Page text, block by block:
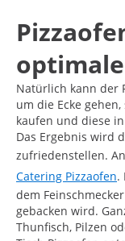
Natürlich kann der
um die Ecke
kaufen und diese
Das Ergebnis wird
zufriedenstellen.
Catering Pizzaofen.
dem
gebacken wird.
Thunfisch, Pilzen